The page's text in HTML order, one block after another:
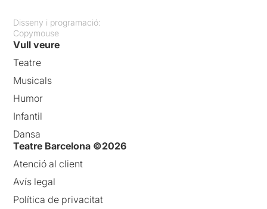
Disseny i programació:
Copymouse
Vull veure
Teatre
Musicals
Humor
Infantil
Dansa
Teatre Barcelona ©2026
Atenció al client
Avís legal
Política de privacitat